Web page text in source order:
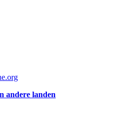
andere landen